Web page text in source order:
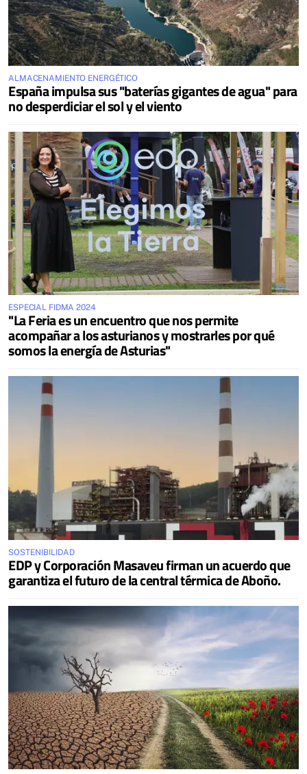
ALMACENAMIENTO ENERGÉTICO
España impulsa sus "baterías gigantes de agua" para
no desperdiciar el sol y el viento
ESPECIAL FIDMA 2024
"La Feria es un encuentro que nos permite
acompañar a los asturianos y mostrarles por qué
somos la energía de Asturias"
SOSTENIBILIDAD
EDP y Corporación Masaveu firman un acuerdo que
garantiza el futuro de la central térmica de Aboño.